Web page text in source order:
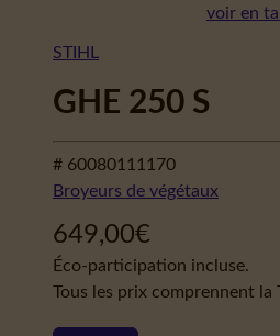
voir en
STIHL
GHE 250 S
# 60080111170
Broyeurs de végétaux
649,00€
Éco-participation incluse.
Tous les prix comprennent la